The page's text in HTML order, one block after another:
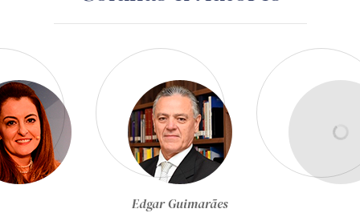
Egon Bockmann Moreira